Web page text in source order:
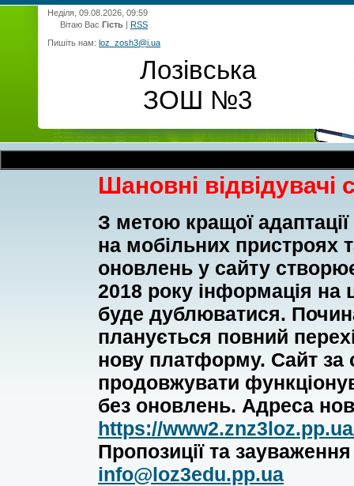
Неділя, 09.08.2026, 09:59
Вітаю Вас Гість | RSS
Пишіть нам: loz_zosh3@i.ua
Лозівська
ЗОШ №3
Шановні відвідувачі
З метою кращої
на мобільних пристроях
оновлень у сайту
2018 року інформація на
буде дублюватися.
планується повний
нову платформу. Сайт
продовжувати
без оновлень. Адреса
https://
Пропозиції та
info@loz3edu.pp.ua